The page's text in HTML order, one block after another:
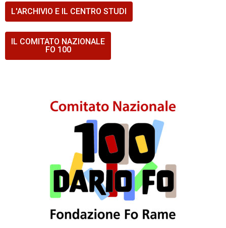
L'ARCHIVIO E IL CENTRO STUDI
IL COMITATO NAZIONALE
FO 100